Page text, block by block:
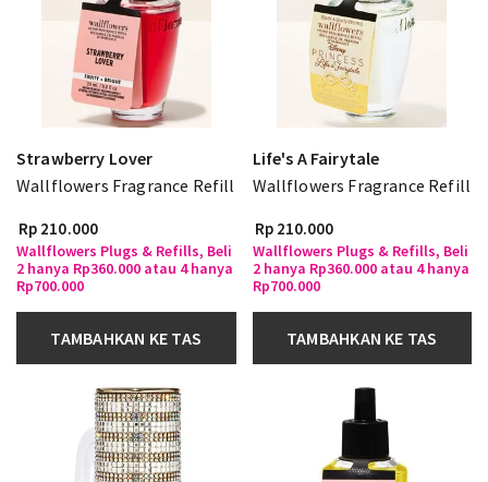
Strawberry Lover
Wallflowers Fragrance Refill
Rp 210.000
Wallflowers Plugs & Refills, Beli
2 hanya Rp360.000 atau 4 hanya
Rp700.000
TAMBAHKAN KE TAS
Life's A Fairytale
Wallflowers Fragrance Refill
Rp 210.000
Wallflowers Plugs & Refills, Beli
2 hanya Rp360.000 atau 4 hanya
Rp700.000
TAMBAHKAN KE TAS